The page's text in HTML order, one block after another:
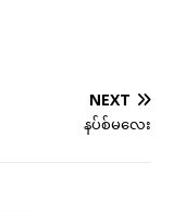
NEXT
နပ်စ်မလေး